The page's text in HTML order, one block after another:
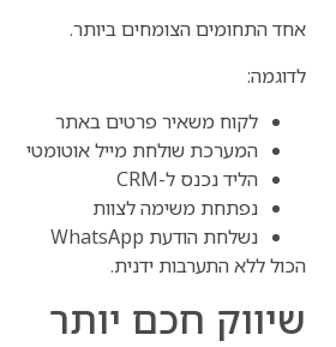
אחד התחומים הצומחים ביותר.
לדוגמה:
לקוח משאיר פרטים באתר
המערכת שולחת מייל אוטומטי
הליד נכנס ל-CRM
נפתחת משימה לצוות
נשלחת הודעת WhatsApp
הכול ללא התערבות ידנית.
שיווק חכם יותר